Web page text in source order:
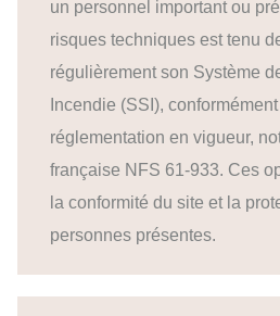
un personnel important ou
risques techniques est tenu
régulièrement son Système
Incendie (SSI),
réglementation en vigueur,
française NFS 61-933. Ces
la conformité du site et la
personnes présentes.